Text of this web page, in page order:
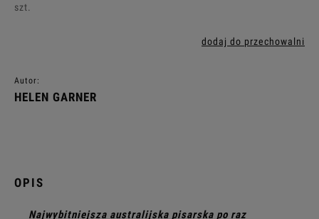
szt.
dodaj do przechowalni
Autor:
HELEN GARNER
OPIS
Najwybitniejsza australijska pisarska po raz